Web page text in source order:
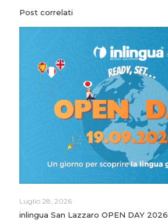
Post correlati
Luglio 28, 2026
inlingua San Lazzaro OPEN DAY 2026